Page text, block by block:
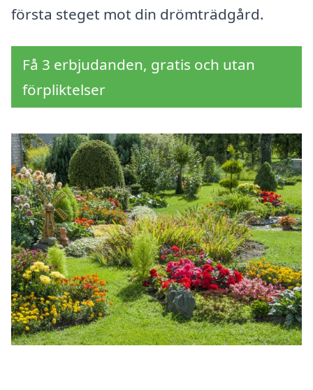
första steget mot din drömträdgård.
Få 3 erbjudanden, gratis och utan
förpliktelser